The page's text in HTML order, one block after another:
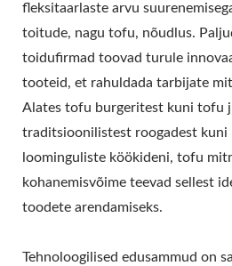
fleksitaarlaste arvu
toitude, nagu tofu, nõudlus.
toidufirmad toovad turule
tooteid, et rahuldada tarbijate
Alates tofu burgeritest kuni tofu
traditsioonilistest roogadest kuni
loominguliste köökideni, tofu
kohanemisvõime teevad sellest
toodete arendamiseks.
Tehnoloogilised edusammud on